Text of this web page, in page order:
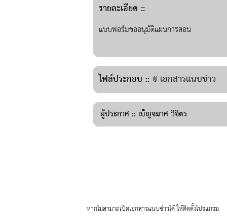
รายละเอียด ::
แบบฟอร์มขออนุมัติแผนการสอน
ไฟล์ประกอบ :: เอกสารแนบข่าว
ผู้ประกาศ :: เบ็ญจมาศ วิจิตร
หากไม่สามาถเปิดเอกสารแนบข่าวได้ ให้ติดตั้งโปรแ